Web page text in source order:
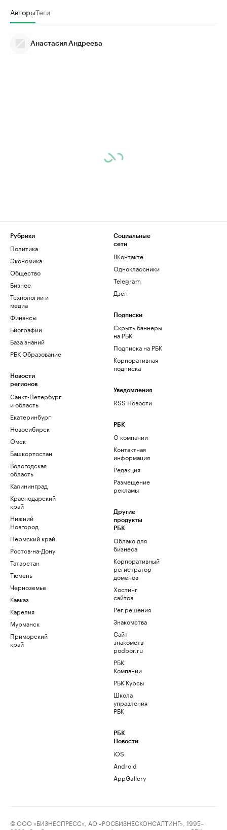
АвторыТеги
Анастасия Андреева
Рубрики
Политика
Экономика
Общество
Бизнес
Технологии и
медиа
Финансы
Биографии
База знаний
РБК Образование
Новости
регионов
Санкт-Петербург
и область
Екатеринбург
Новосибирск
Омск
Башкортостан
Вологодская
область
Калининград
Краснодарский
край
Нижний
Новгород
Пермский край
Ростов-на-Дону
Татарстан
Тюмень
Черноземье
Кавказ
Карелия
Мурманск
Приморский
край
Социальные
сети
ВКонтакте
Одноклассники
Telegram
Дзен
Подписки
Скрыть баннеры
на РБК
Подписка на РБК
Корпоративная
подписка
Уведомления
RSS Новости
РБК
О компании
Контактная
информация
Редакция
Размещение
рекламы
Другие
продукты
РБК
Облако для
бизнеса
Корпоративный
регистратор
доменов
Хостинг
сайтов
Рег.решения
Знакомства
Сайт
знакомств
podbor.ru
РБК
Компании
РБК Курсы
Школа
управления
РБК
РБК
Новости
iOS
Android
AppGallery
© ООО «БИЗНЕСПРЕСС», АО «РОСБИЗНЕСКОНСАЛТИНГ», 1995–